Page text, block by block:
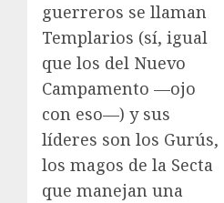
guerreros se llaman
Templarios (sí, igual
que los del Nuevo
Campamento —ojo
con eso—) y sus
líderes son los Gurús,
los magos de la Secta
que manejan una